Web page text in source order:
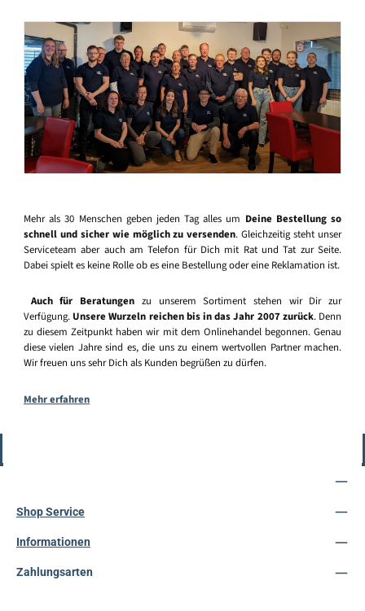
Mehr als 30 Menschen geben jeden Tag alles um Deine Bestellung so
schnell und sicher wie möglich zu versenden. Gleichzeitig steht unser
Serviceteam aber auch am Telefon für Dich mit Rat und Tat zur Seite.
Dabei spielt es keine Rolle ob es eine Bestellung oder eine Reklamation ist.
Auch für Beratungen zu unserem Sortiment stehen wir Dir zur
Verfügung. Unsere Wurzeln reichen bis in das Jahr 2007 zurück. Denn
zu diesem Zeitpunkt haben wir mit dem Onlinehandel begonnen. Genau
diese vielen Jahre sind es, die uns zu einem wertvollen Partner machen.
Wir freuen uns sehr Dich als Kunden begrüßen zu dürfen.
Mehr erfahren
Shop Service
Informationen
Zahlungsarten